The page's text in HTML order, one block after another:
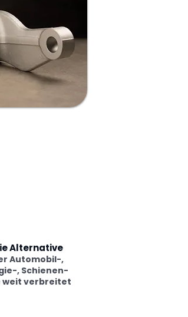
Alternative
Automobil-,
, Schienen-
weit verbreitet